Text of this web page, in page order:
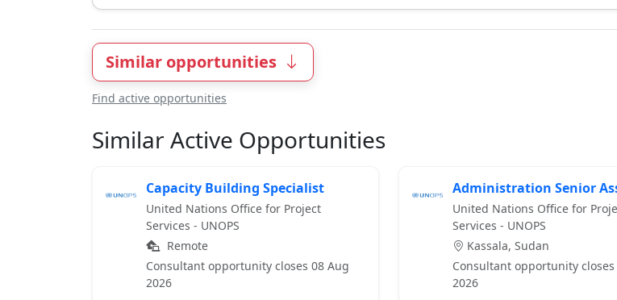
Similar opportunities
Find active opportunities
Similar Active Opportunities
Capacity Building Specialist
United Nations Office for Project
Services - UNOPS
Remote
Consultant opportunity closes 08 Aug
2026
Administration Senior
United Nations Office for
Services - UNOPS
Kassala, Sudan
Consultant opportunity closes
2026